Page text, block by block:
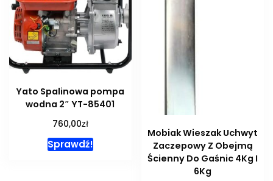
Yato Spalinowa pompa
wodna 2″ YT-85401
760,00zł
Sprawdź!
Mobiak Wieszak Uchwyt
Zaczepowy Z Obejmą
Ścienny Do Gaśnic 4Kg I
6Kg